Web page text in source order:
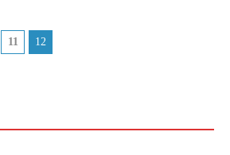
11 12